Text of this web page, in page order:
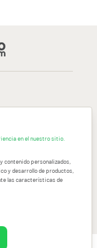
reservados
en el nuestro sitio.
contenido personalizados,
y desarrollo de productos,
las características de